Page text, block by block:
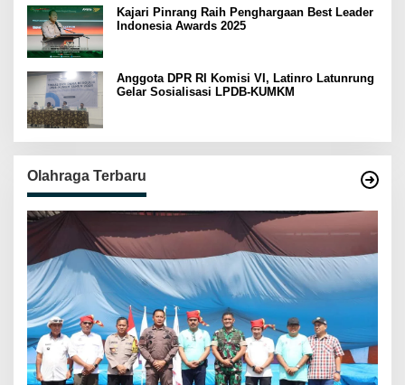
Kajari Pinrang Raih Penghargaan Best Leader
Indonesia Awards 2025
Anggota DPR RI Komisi VI, Latinro Latunrung
Gelar Sosialisasi LPDB-KUMKM
Olahraga Terbaru